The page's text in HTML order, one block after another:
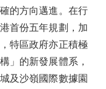
的方向邁進。在行
首份五年規劃，加
特區政府亦正積極
」的新發展體系，
及沙嶺國際數據園